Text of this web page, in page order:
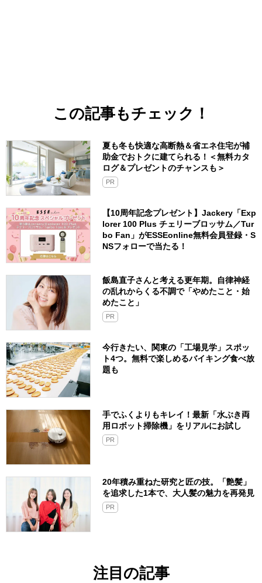
この記事もチェック！
夏も冬も快適な高断熱＆省エネ住宅が補
助金でおトクに建てられる！＜無料カタ
ログ＆プレゼントのチャンスも＞
PR
【10周年記念プレゼント】Jackery「Exp
lorer 100 Plus チェリーブロッサム／Tur
bo Fan」がESSEonline無料会員登録・S
NSフォローで当たる！
飯島直子さんと考える更年期。自律神経
の乱れからくる不調で「やめたこと・始
めたこと」
PR
今行きたい、関東の「工場見学」スポッ
ト4つ。無料で楽しめるバイキング食べ放
題も
手でふくよりもキレイ！最新「水ぶき両
用ロボット掃除機」をリアルにお試し
PR
20年積み重ねた研究と匠の技。「艶髪」
を追求した1本で、大人髪の魅力を再発見
PR
注目の記事